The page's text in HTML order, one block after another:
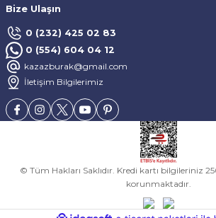
Bize Ulaşın
0 (232) 425 02 83
0 (554) 604 04 12
kazazburak@gmail.com
İletişim Bilgilerimiz
© Tüm Hakları Saklıdır. Kredi kartı bilgileriniz
korunmaktadır.